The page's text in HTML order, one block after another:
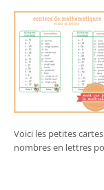
Voici les petites
nombres en lettres